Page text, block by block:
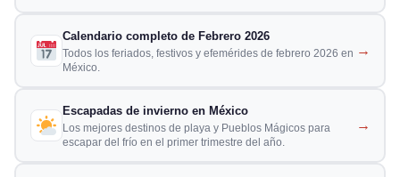
Calendario completo de Febrero 2026
Todos los feriados, festivos y efemérides de febrero 2026 en
México.
→
Escapadas de invierno en México
Los mejores destinos de playa y Pueblos Mágicos para
escapar del frío en el primer trimestre del año.
→